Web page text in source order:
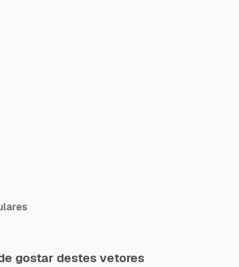
gostar destes vetores